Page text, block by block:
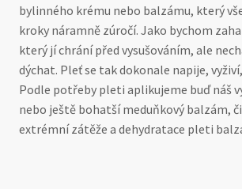
bylinného krému nebo balzámu, který
kroky náramně zúročí. Jako bychom
který jí chrání před vysušováním, ale
dýchat. Pleť se tak dokonale napije,
Podle potřeby pleti aplikujeme buď náš
nebo ještě bohatší meduňkový balzám,
extrémní zátěže a dehydratace pleti